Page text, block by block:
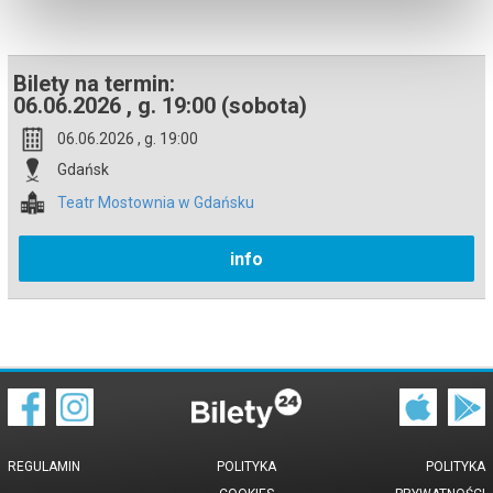
Bilety na termin:
06.06.2026 , g. 19:00 (sobota)
06.06.2026 , g. 19:00
Gdańsk
Teatr Mostownia w Gdańsku
info
REGULAMIN
POLITYKA
POLITYKA